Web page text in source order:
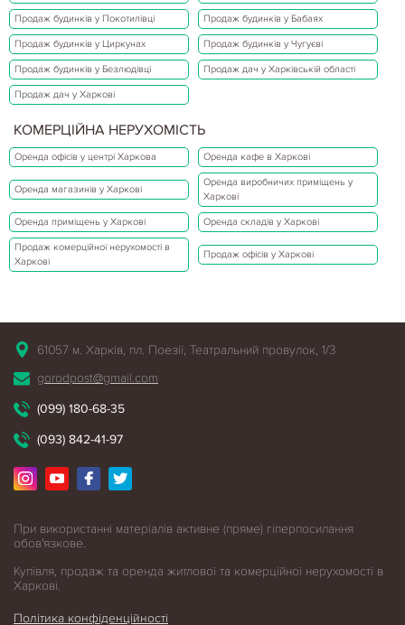
Продаж будинків у Покотилівці Продаж будинків у Бабаях
Продаж будинків у Циркунах Продаж будинків у Чугуєві
Продаж будинків у Безлюдівці Продаж дач у Харківській області
Продаж дач у Харкові
КОМЕРЦІЙНА НЕРУХОМІСТЬ
Оренда офісів у центрі Харкова Оренда кафе в Харкові
Оренда магазинів у Харкові
Оренда виробничих приміщень у
Харкові
Оренда приміщень у Харкові Оренда складів у Харкові
Продаж комерційної нерухомості в
Харкові
Продаж офісів у Харкові
61057 м. Харків, пл. Поезії, Театральний провулок, 1/3
gorodpost@gmail.com
(099) 180-68-35
(093) 842-41-97
При використанні матеріалів активне (пряме) гіперпосилання
обов'язкове.
Купівля, продаж та оренда житлової та комерційної нерухомості в
Харкові.
Політика конфіденційності